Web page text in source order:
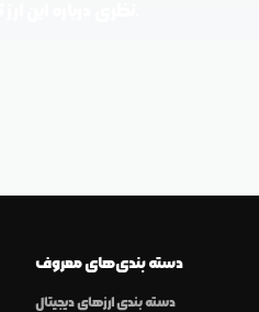
دسته بندی‌های معروف
دسته بندی ارزهای دیجیتال